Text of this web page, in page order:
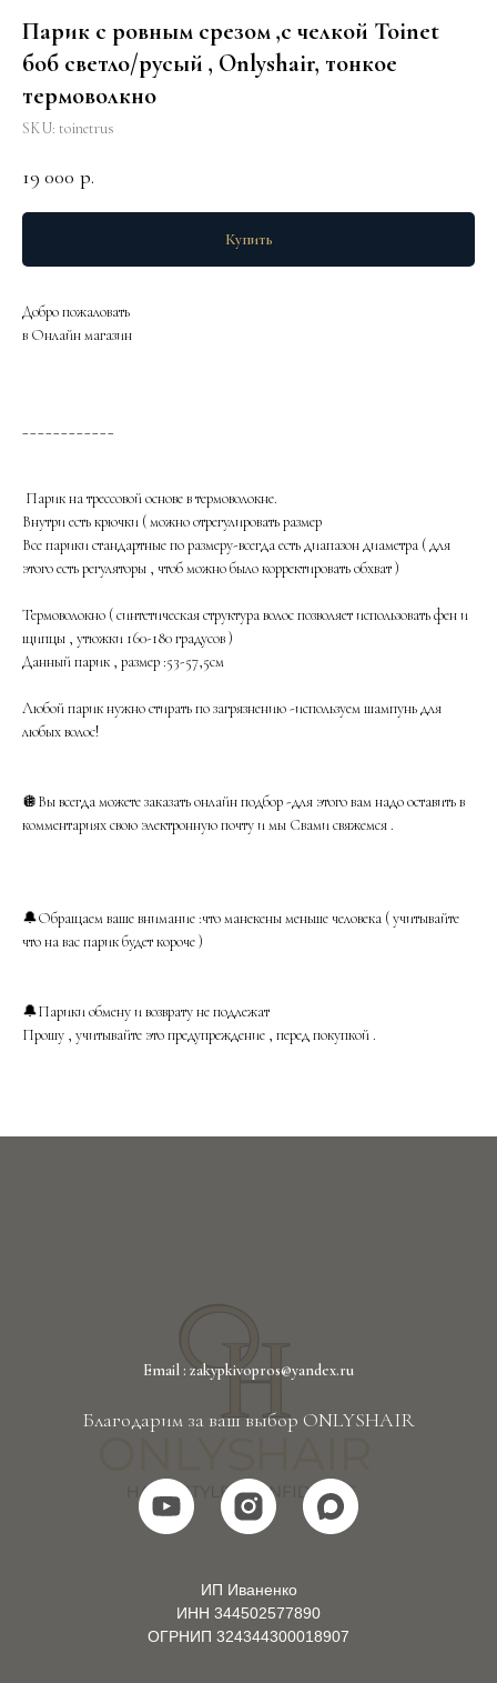
Парик с ровным срезом ,с челкой Toinet
боб светло/русый , Onlyshair, тонкое
термоволкно
SKU: toinetrus
19 000 р.
Купить
Добро пожаловать
в Онлайн магазин
Парик на трессовой основе в термоволокне.
Внутри есть крючки ( можно отрегулировать размер
Все парики стандартные по размеру-всегда есть диапазон диаметра ( для
этого есть регуляторы , чтоб можно было корректировать обхват )
Термоволокно ( синтетическая структура волос позволяет использовать фен и
щипцы , утюжки 160-180 градусов )
Данный парик , размер :53-57,5см
Любой парик нужно стирать по загрязнению -используем шампунь для
любых волос!
🪩Вы всегда можете заказать онлайн подбор -для этого вам надо оставить в
комментариях свою электронную почту и мы Свами свяжемся .
🔔Обращаем ваше внимание :что манекены меньше человека ( учитывайте
что на вас парик будет короче )
🔔Парики обмену и возврату не подлежат
Прошу , учитывайте это предупреждение , перед покупкой .
Email : zakypkivopros@yandex.ru
Благодарим за ваш выбор ONLYSHAIR
ИП Иваненко
ИНН 344502577890
ОГРНИП 324344300018907